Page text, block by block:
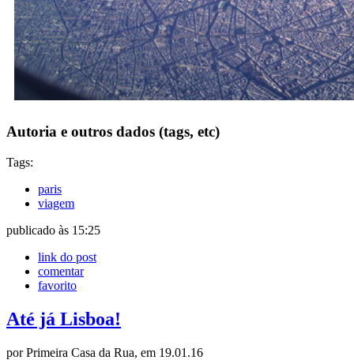
Autoria e outros dados (tags, etc)
Tags:
paris
viagem
publicado às 15:25
link do post
comentar
favorito
Até já Lisboa!
por Primeira Casa da Rua, em 19.01.16